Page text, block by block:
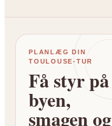
PLANLÆG DIN
TOULOUSE-TUR
Få styr på
byen,
smagen og